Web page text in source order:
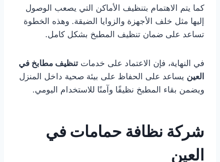
كما يتم الاهتمام بتنظيف الأماكن التي يصعب الوصول
إليها مثل خلف الأجهزة والزوايا الضيقة. وهذه الخطوة
تساعد على ضمان تنظيف المطبخ بشكل كامل.
في النهاية، فإن الاعتماد على خدمات تنظيف مطابخ في
العين يساعد على الحفاظ على بيئة صحية داخل المنزل
ويضمن بقاء المطبخ نظيفًا وآمنًا للاستخدام اليومي.
شركة نظافة حمامات في
العين